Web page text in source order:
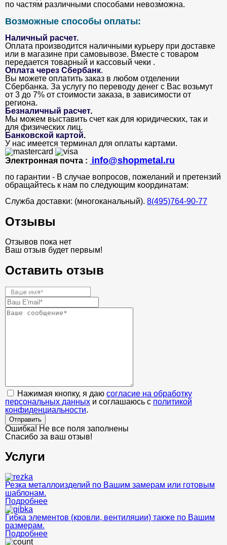
по частям различными способами невозможна.
Возможные способы оплаты:
Наличный расчет.
Оплата производится наличными курьеру при доставке
или в магазине при самовывозе. Вместе с товаром
передается товарный и кассовый чеки .
Оплата через Сбербанк.
Вы можете оплатить заказ в любом отделении
Сбербанка. За услугу по переводу денег с Вас возьмут
от 3 до 7% от стоимости заказа, в зависимости от
региона.
Безналичный расчет.
Мы можем выставить счет как для юридических, так и
для физических лиц.
Банковской картой.
У нас имеется терминал для оплаты картами.
Электронная почта : info@shopmetal.ru
по гарантии - В случае вопросов, пожеланий и претензий
обращайтесь к нам по следующим координатам:
Служба доставки: (многоканальный). 8(495)764-90-77
Отзывы
Отзывов пока нет
Ваш отзыв будет первым!
Оставить отзыв
Нажимая кнопку, я даю согласие на обработку
персональных данных и соглашаюсь с политикой
конфиденциальности.
Отправить
Ошибка! Не все поля заполнены
Спасибо за ваш отзыв!
Услуги
Резка металлоизделий по Вашим замерам или готовым
шаблонам.
Подробнее
Гибка элементов (кровли, вентиляции) также по Вашим
размерам.
Подробнее